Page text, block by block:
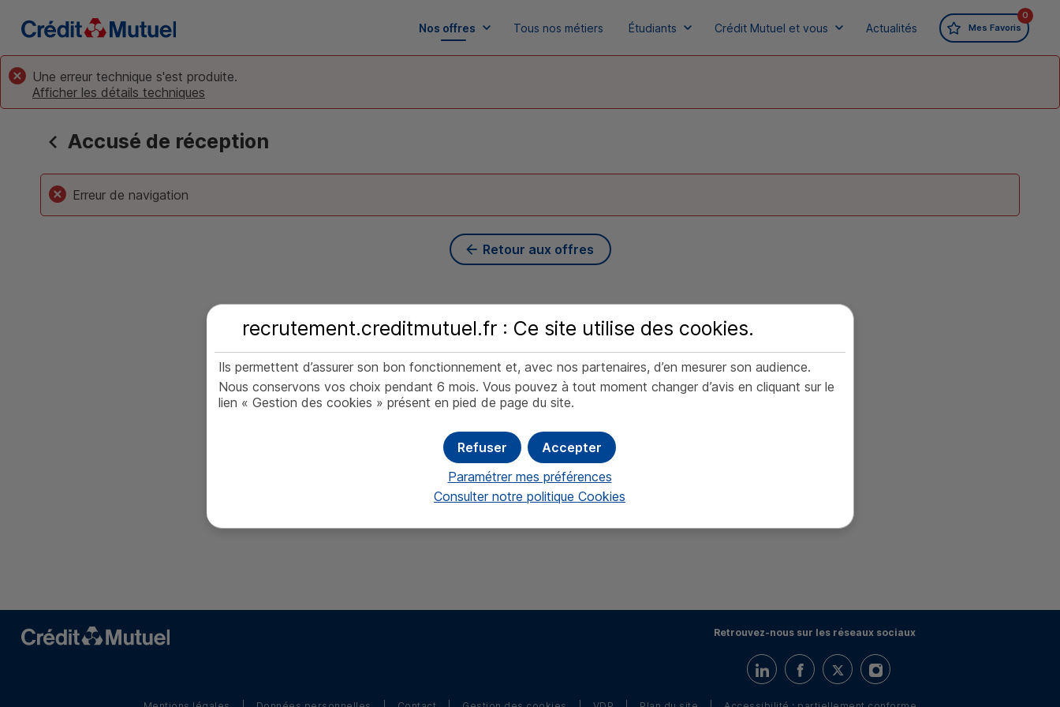
Accueil Crédit MutuelRecrutement Nos offres Tous nos métiers Étudiants Crédit Mutuel et vous Actualités Mes Favoris
0
Une erreur technique s'est produite.
Afficher les détails techniques
Accusé de réception
Erreur de navigation
Retour aux offres
Retrouvez-nous sur les réseaux sociaux
Retrouvez-nous sur LinkedIn
Retrouvez-nous sur Facebook
Retrouvez-nous sur Twitter
Retrouvez-nous sur Instagram
recrutement.creditmutuel.fr : Ce site utilise des cookies.
Ils permettent d’assurer son bon fonctionnement et, avec nos partenaires, d’en mesurer son audience.
Nous conservons vos choix pendant 6 mois. Vous pouvez à tout moment changer d’avis en cliquant sur le
lien « Gestion des cookies » présent en pied de page du site.
Accepter
Refuser
Paramétrer mes préférences
Consulter notre politique Cookies